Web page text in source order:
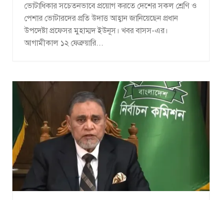
ভোটাধিকার সচেতনভাবে প্রয়োগ করতে দেশের সকল শ্রেণি ও
পেশার ভোটারদের প্রতি উদাত্ত আহ্বান জানিয়েছেন প্রধান
উপদেষ্টা প্রফেসর মুহাম্মদ ইউনূস। খবর বাসস-এর।
আগামীকাল ১২ ফেব্রুয়ারি...